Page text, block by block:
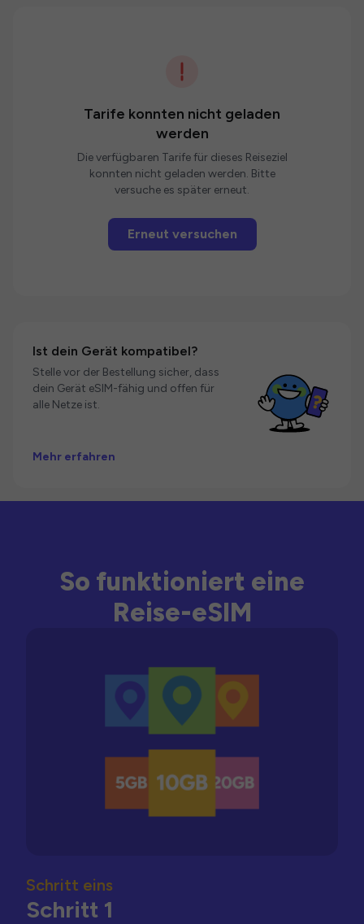
Tarife konnten nicht geladen
werden
Die verfügbaren Tarife für dieses Reiseziel
konnten nicht geladen werden. Bitte
versuche es später erneut.
Erneut versuchen
Ist dein Gerät kompatibel?
Stelle vor der Bestellung sicher, dass
dein Gerät eSIM-fähig und offen für
alle Netze ist.
Mehr erfahren
So funktioniert eine
Reise-eSIM
Schritt eins
Schritt 1